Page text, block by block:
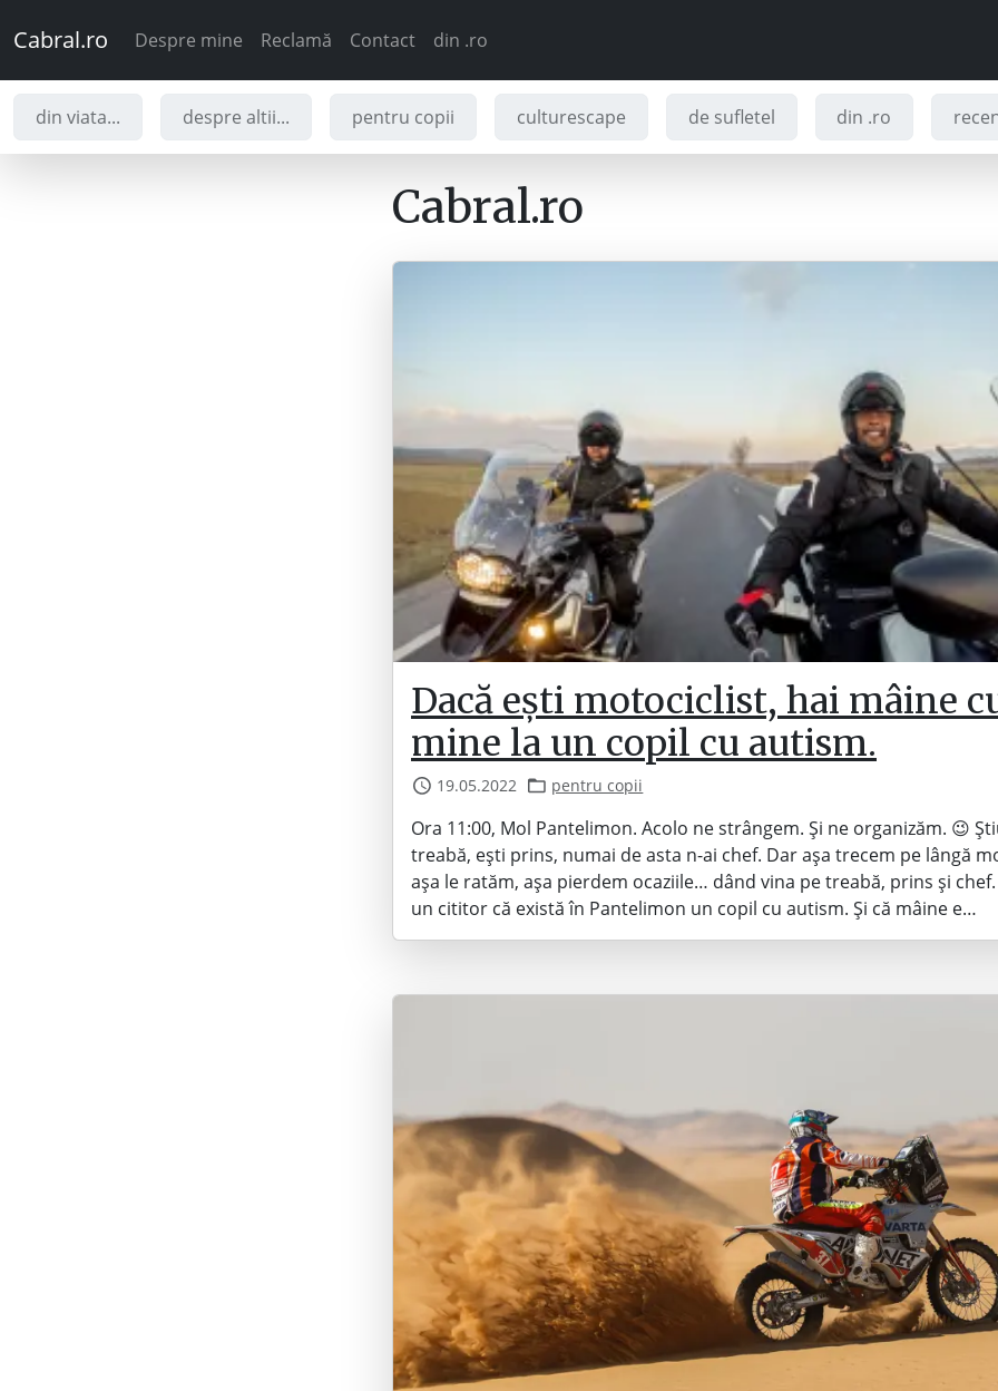
Cabral.ro Despre mine Reclamă Contact din .ro
din viata... despre altii... pentru copii culturescape de sufletel din .ro
Cabral.ro
Dacă ești motociclist, hai mâine
mine la un copil cu autism.
19.05.2022 pentru copii
Ora 11:00, Mol Pantelimon. Acolo ne strângem. Și ne organizăm. 😉
treabă, ești prins, numai de asta n-ai chef. Dar așa trecem pe lângă
așa le ratăm, așa pierdem ocaziile… dând vina pe treabă, prins și
un cititor că există în Pantelimon un copil cu autism. Și că mâine e…